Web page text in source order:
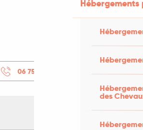
des
06 75 06 99